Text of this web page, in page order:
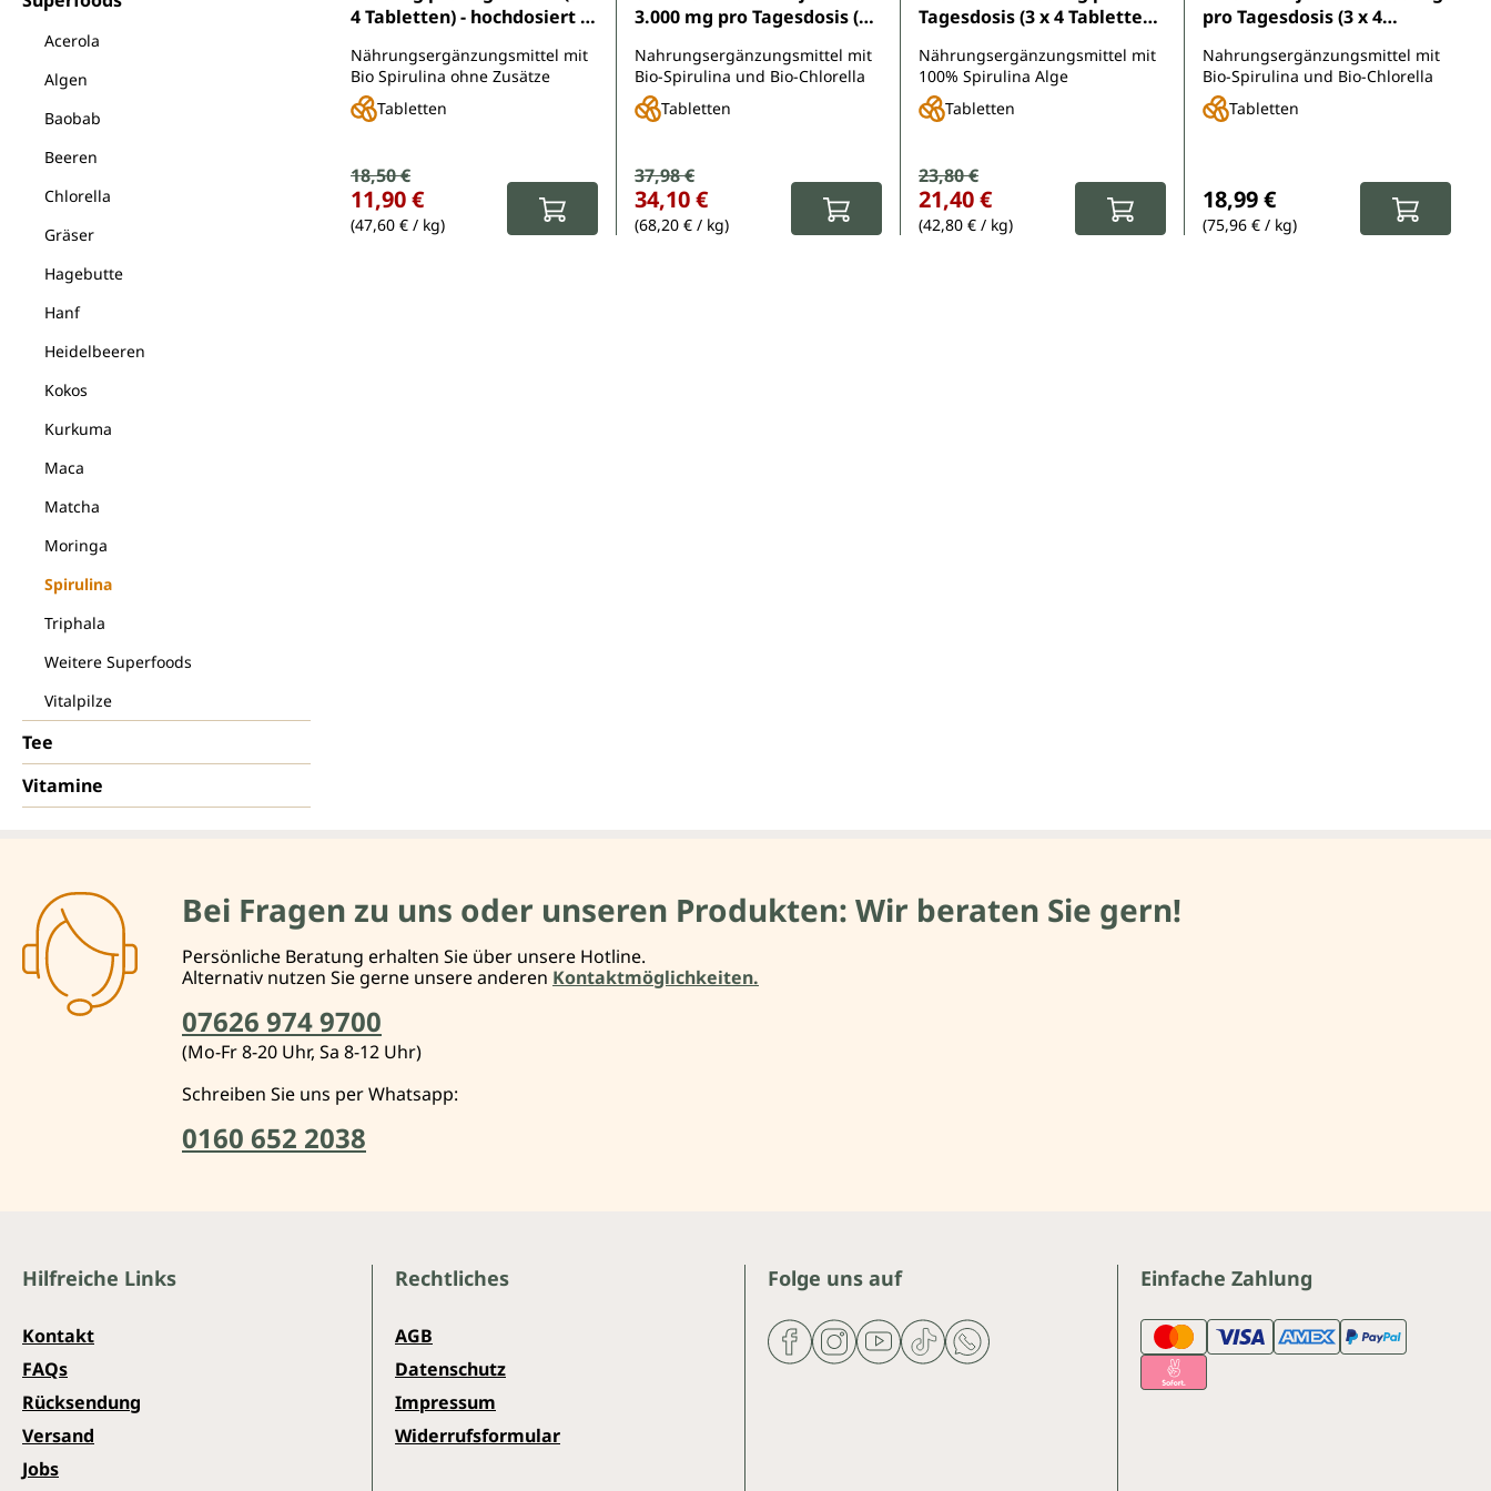
Acerola
Algen
Baobab
Beeren
Chlorella
Gräser
Hagebutte
Hanf
Heidelbeeren
Kokos
Kurkuma
Maca
Matcha
Moringa
Spirulina
Triphala
Weitere Superfoods
Vitalpilze
Tee
Vitamine
4 Tabletten) - hochdosiert -
Unimedica
Nährungsergänzungsmittel mit
Bio Spirulina ohne Zusätze
Tabletten
Verkaufspreis:
Regulärer Preis:
18,50 €
11,90 €
(47,60 € / kg)
3.000 mg pro Tagesdosis (3
Verhältnis 1 : 1 - 2 x 500
Tabletten
Nahrungsergänzungsmittel mit
Bio-Spirulina und Bio-Chlorella
Tabletten
Verkaufspreis:
Regulärer Preis:
37,98 €
34,10 €
(68,20 € / kg)
Tagesdosis (3 x 4 Tabletten)
Tabletten - von Unimedica
Nährungsergänzungsmittel mit
100% Spirulina Alge
Tabletten
Verkaufspreis:
Regulärer Preis:
23,80 €
21,40 €
(42,80 € / kg)
pro Tagesdosis (3 x 4
1:1 - 500 Tabletten
Nahrungsergänzungsmittel mit
Bio-Spirulina und Bio-Chlorella
Tabletten
18,99 €
(75,96 € / kg)
Bei Fragen zu uns oder unseren Produkten: Wir beraten Sie gern!
Persönliche Beratung erhalten Sie über unsere Hotline.
Alternativ nutzen Sie gerne unsere anderen Kontaktmöglichkeiten.
07626 974 9700
(Mo-Fr 8-20 Uhr, Sa 8-12 Uhr)
Schreiben Sie uns per Whatsapp:
0160 652 2038
Folge uns auf Einfache Zahlung
Hilfreiche Links
Kontakt
FAQs
Rücksendung
Versand
Jobs
Rechtliches
AGB
Datenschutz
Impressum
Widerrufsformular